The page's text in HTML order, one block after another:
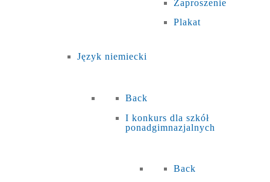
Zaproszenie
Plakat
Język niemiecki
Back
I konkurs dla szkół
ponadgimnazjalnych
Back